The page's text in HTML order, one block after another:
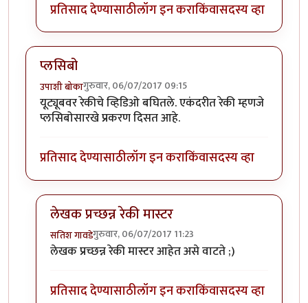
प्रतिसाद देण्यासाठीलॉग इन कराकिंवासदस्य व्हा
प्लसिबो
उपाशी बोकागुरुवार, 06/07/2017 09:15
यूट्यूबवर रेकीचे व्हिडिओ बघितले. एकंदरीत रेकी म्हणजे
प्लसिबोसारखे प्रकरण दिसत आहे.
प्रतिसाद देण्यासाठीलॉग इन कराकिंवासदस्य व्हा
लेखक प्रच्छन्न रेकी मास्टर
सतिश गावडेगुरुवार, 06/07/2017 11:23
In reply toप्लसिबोbyउपाशी बोका
लेखक प्रच्छन्न रेकी मास्टर आहेत असे वाटते ;)
प्रतिसाद देण्यासाठीलॉग इन कराकिंवासदस्य व्हा